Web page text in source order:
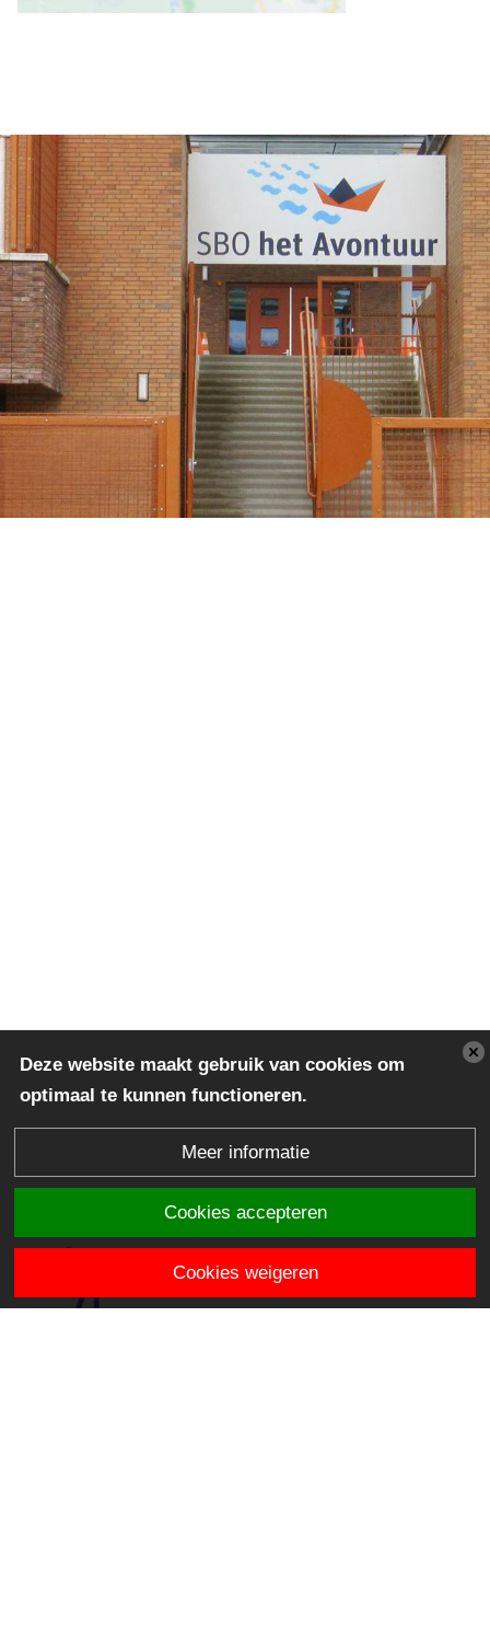
Deze website maakt gebruik van cookies om
optimaal te kunnen functioneren.
Meer informatie
Cookies accepteren
Cookies weigeren